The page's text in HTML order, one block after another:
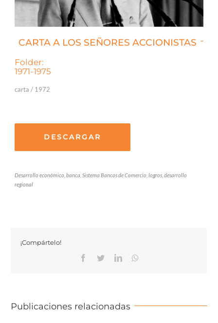
CARTA A LOS SEÑORES ACCIONISTAS
Folder:
1971-1975
carta / 1972
DESCARGAR
Desarrollo económico, banca, Sistema Bancos de Comercio, logros, desarrollo
regional
¡Compártelo!
Facebook
TwitterLinkedinWhatsapp
Publicaciones relacionadas